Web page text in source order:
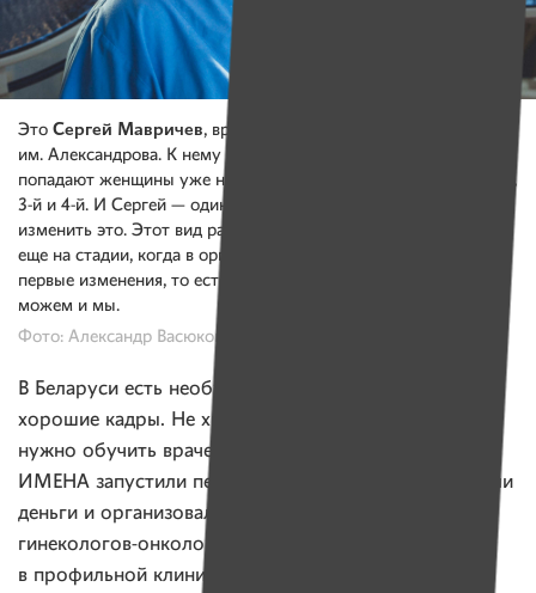
Это Сергей Мавричев, врач-онколог в РНПЦ
им. Александрова. К нему и его коллегам каждый год
попадают женщины уже на поздних стадиях рака шейки матки,
3-й и 4-й. И Сергей — один из тех медиков, который хочет
изменить это. Этот вид рака в мире научились предотвращать
еще на стадии, когда в организме женщины только появились
первые изменения, то есть когда это еще — предрак. Значит,
можем и мы.
Фото: Александр Васюкович для ИМЕН
В Беларуси есть необходимое оборудование,
хорошие кадры. Не хватает именно знаний: сейчас
нужно обучить врачей-гинекологов. Еще в 2019
ИМЕНА запустили первую часть проекта: мы собрали
деньги и организовали обучение трех врачей
гинекологов-онкологов из РНПЦ им. Александрова
в профильной клинике в Италии. Мы хотим